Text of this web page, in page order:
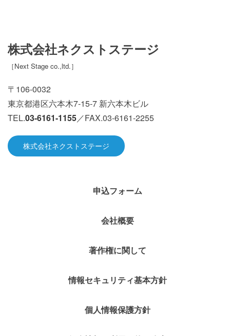
株式会社ネクストステージ
［Next Stage co.,ltd.］
〒106-0032
東京都港区六本木7-15-7 新六本木ビル
TEL.03-6161-1155／FAX.03-6161-2255
株式会社ネクストステージ
申込フォーム
会社概要
著作権に関して
情報セキュリティ基本方針
個人情報保護方針